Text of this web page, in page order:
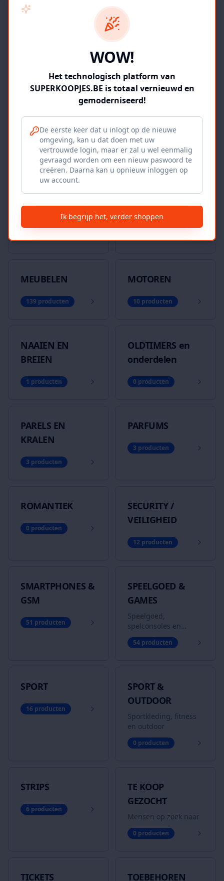
producten
11
KLEDIJ -
VROUWEN
producten
KUNST
8producten
18+
VROUW
MEUBELEN
139 producten
MOTOREN
10 producten
NAAIEN EN
BREIEN
1 producten
OLDTIMERS en
onderdelen
0 producten
PARELS EN
KRALEN
3 producten
PARFUMS
3 producten
ROMANTIEK
0 producten
SECURITY /
VEILIGHEID
12 producten
SMARTPHONES &
GSM
51 producten
SPEELGOED &
GAMES
Speelgoed,
spelconsoles en
games
54 producten
SPORT
16 producten
SPORT &
OUTDOOR
Sportkleding, fitness
en outdoor
0 producten
STRIPS
6 producten
TE KOOP
GEZOCHT
Mensen op zoek naar
0 producten
TICKETS TOEBEHOREN
WOW!
Het technologisch platform van
SUPERKOOPJES.BE is totaal vernieuwd en
gemoderniseerd!
De eerste keer dat u inlogt op de nieuwe
omgeving, kan u dat doen met uw
vertrouwde login, maar er zal u wel eenmalig
gevraagd worden om een nieuw paswoord te
creëren. Daarna kan u opnieuw inloggen op
uw account.
Ik begrijp het, verder shoppen